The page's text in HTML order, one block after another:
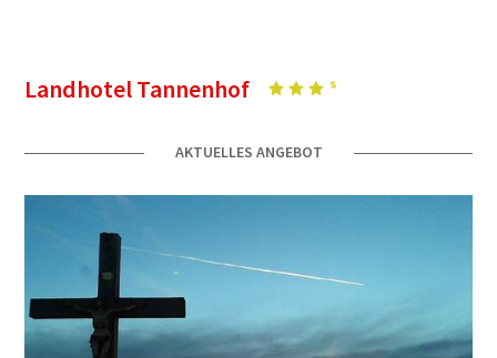
Landhotel Tannenhof
AKTUELLES ANGEBOT